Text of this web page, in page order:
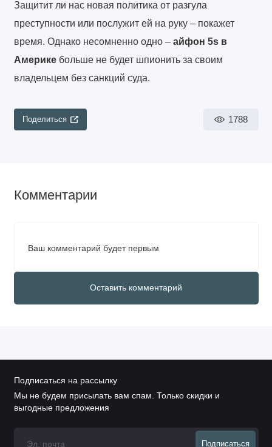
Защитит ли нас новая политика от разгула
преступности или послужит ей на руку – покажет
время. Однако несомненно одно – айфон 5s в
Америкебольше не будет шпионить за своим
владельцем без санкций суда.
Поделиться 1788
Комментарии
Ваш комментарий будет первым
Оставить комментарий
Подписаться на рассылку
Мы не будем присылать вам спам. Только скидки и
выгодные предложения
Подписаться